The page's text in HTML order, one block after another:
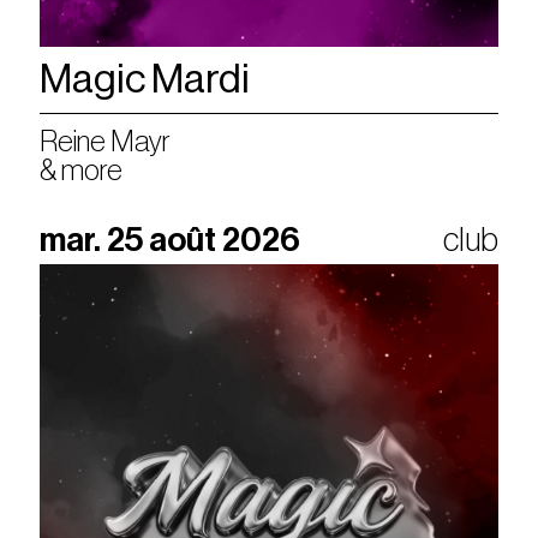
Magic Mardi
Reine Mayr
& more
mar. 25 août 2026 club